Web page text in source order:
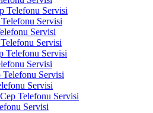
Telefonu Servisi
Servisi
Servisi
Servisi
Telefonu Servisi
Servisi
Servisi
Servisi
Telefonu Servisi
Servisi